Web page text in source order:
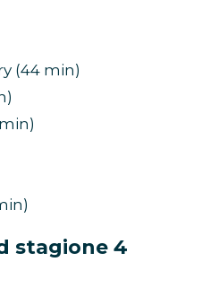
(44 min)
stagione 4